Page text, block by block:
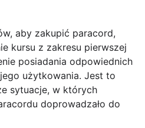
aby zakupić paracord,
kursu z zakresu pierwszej
posiadania odpowiednich
użytkowania. Jest to
sytuacje, w których
doprowadzało do